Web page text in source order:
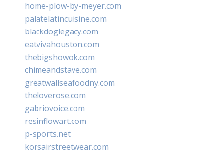
home-plow-by-meyer.com
palatelatincuisine.com
blackdoglegacy.com
eatvivahouston.com
thebigshowok.com
chimeandstave.com
greatwallseafoodny.com
theloverose.com
gabriovoice.com
resinflowart.com
p-sports.net
korsairstreetwear.com